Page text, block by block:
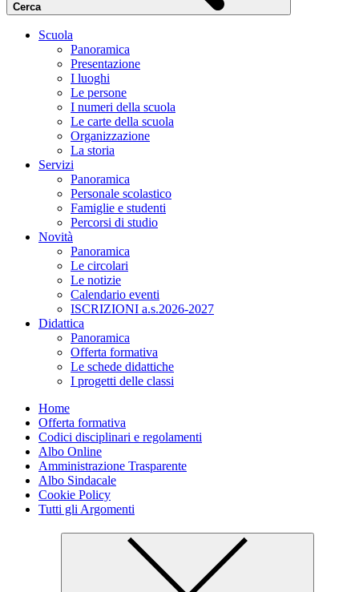
Cerca
Scuola
Panoramica
Presentazione
I luoghi
Le persone
I numeri della scuola
Le carte della scuola
Organizzazione
La storia
Servizi
Panoramica
Personale scolastico
Famiglie e studenti
Percorsi di studio
Novità
Panoramica
Le circolari
Le notizie
Calendario eventi
ISCRIZIONI a.s.2026-2027
Didattica
Panoramica
Offerta formativa
Le schede didattiche
I progetti delle classi
Home
Offerta formativa
Codici disciplinari e regolamenti
Albo Online
Amministrazione Trasparente
Albo Sindacale
Cookie Policy
Tutti gli Argomenti